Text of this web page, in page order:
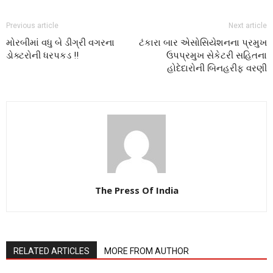
Previous article
મોરબીમાં વધુ બે ડીગ્રી વગરના
ડોક્ટરોની ધરપકડ !!
Next article
ટંકારા બાર એસોસિયેશનના પ્રમુખ
ઉપપ્રમુખ સેકેટરી સહિતના
હોદેદારોની બિનહરીફ વરણી
The Press Of India
RELATED ARTICLES MORE FROM AUTHOR